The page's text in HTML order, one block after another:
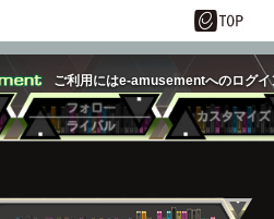
ご利用にはe-amusementへのログイ